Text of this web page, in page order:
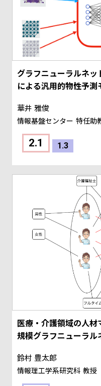
グラフニューラルネッ
による汎用的物性予測
華井 雅俊
情報基盤センター 特任助
2.1 1.3
医療・介護領域の人
規模グラフニューラル
鈴村 豊太郎
情報理工学系研究科 教授